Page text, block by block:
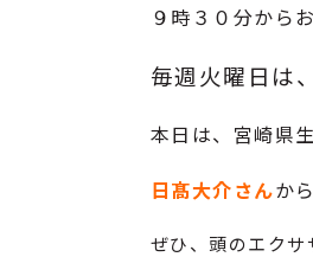
９時３０分から
毎週火曜日は
本日は、宮崎県
日髙大介さんか
ぜひ、頭のエク